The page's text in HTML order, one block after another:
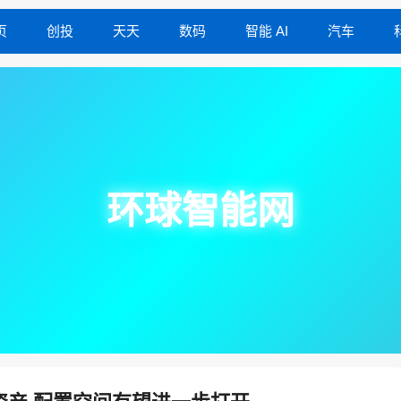
创投 天天 数码 智能 AI 汽车
环球智能网